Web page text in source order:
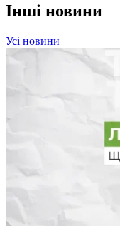
Інші новини
Усі новини